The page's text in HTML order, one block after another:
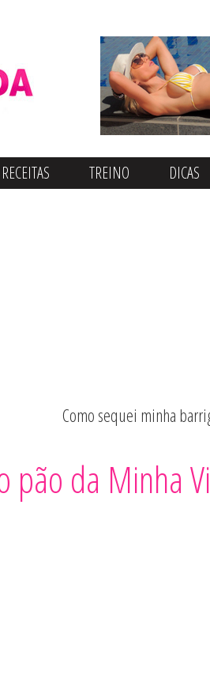
RECEITAS TREINO DICAS
Como sequei minha
pão da Minha